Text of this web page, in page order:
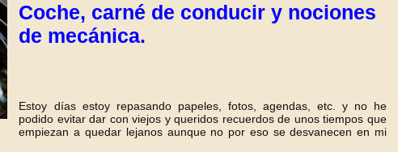
Coche, carné de conducir y nociones
de mecánica.
Estoy días estoy repasando papeles, fotos, agendas, etc. y no he
podido evitar dar con viejos y queridos recuerdos de unos tiempos que
empiezan a quedar lejanos aunque no por eso se desvanecen en mi